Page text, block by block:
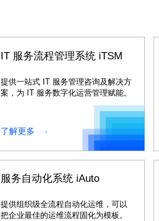
IT 服务流程管理系统 iTSM
提供一站式 IT 服务管理咨询及解决方
案，为 IT 服务数字化运营管理赋能。
了解更多
服务自动化系统 iAuto
提供组织级全流程自动化运维，可以
把企业最佳的运维流程固化为模板。